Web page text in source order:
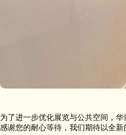
为了进一步优化展览与公共空间，
感谢您的耐心等待，我们期待以全